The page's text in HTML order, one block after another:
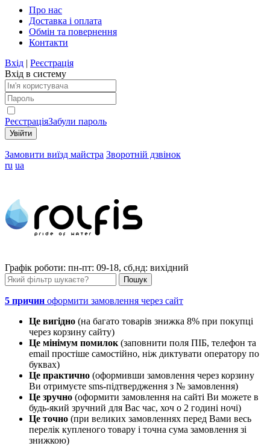
Про нас
Доставка і оплата
Обмін та повернення
Контакти
Вхід | Реєстрація
Вхід в систему
РеєстраціяЗабули пароль
Замовити виїзд майстра Зворотній дзвінок
ru ua
Графік роботи: пн-пт: 09-18, сб,нд: вихідний
5 причин оформити замовлення через сайт
Це вигідно (на багато товарів знижка 8% при покупці
через корзину сайту)
Це мінімум помилок (заповнити поля ПІБ, телефон та
email простіше самостійно, ніж диктувати оператору по
буквах)
Це практично (оформивши замовлення через корзину
Ви отримуєте sms-підтвердження з № замовлення)
Це зручно (оформити замовлення на сайті Ви можете в
будь-який зручний для Вас час, хоч о 2 годині ночі)
Це точно (при великих замовленнях перед Вами весь
перелік купленого товару і точна сума замовлення зі
знижкою)